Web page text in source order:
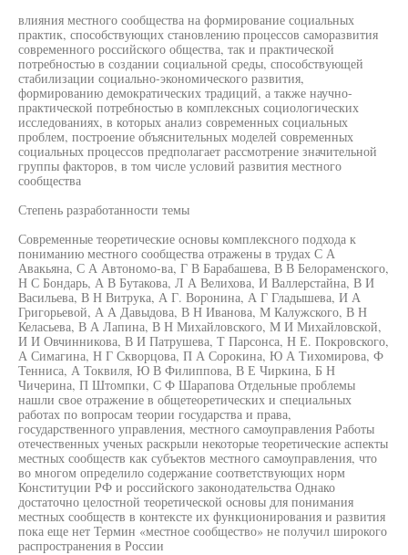
влияния местного сообщества на формирование социальных
практик, способствующих становлению процессов саморазвития
современного российского общества, так и практической
потребностью в создании социальной среды, способствующей
стабилизации социально-экономического развития,
формированию демократических традиций, а также научно-
практической потребностью в комплексных социологических
исследованиях, в которых анализ современных социальных
проблем, построение объяснительных моделей современных
социальных процессов предполагает рассмотрение значительной
группы факторов, в том числе условий развития местного
сообщества
Степень разработанности темы
Современные теоретические основы комплексного подхода к
пониманию местного сообщества отражены в трудах С А
Авакьяна, С А Автономо-ва, Г В Барабашева, В В Белораменского,
Н С Бондарь, А В Бутакова, Л А Велихова, И Валлерстайна, В И
Васильева, В Н Витрука, А Г. Воронина, А Г Гладышева, И А
Григорьевой, А А Давыдова, В Н Иванова, М Калужского, В Н
Келасьева, В А Лапина, В Н Михайловского, М И Михайловской,
И И Овчинникова, В И Патрушева, Т Парсонса, Н Е. Покровского,
А Симагина, Н Г Скворцова, П А Сорокина, Ю А Тихомирова, Ф
Тенниса, А Токвиля, Ю В Филиппова, В Е Чиркина, Б Н
Чичерина, П Штомпки, С Ф Шарапова Отдельные проблемы
нашли свое отражение в общетеоретических и специальных
работах по вопросам теории государства и права,
государственного управления, местного самоуправления Работы
отечественных ученых раскрыли некоторые теоретические аспекты
местных сообществ как субъектов местного самоуправления, что
во многом определило содержание соответствующих норм
Конституции РФ и российского законодательства Однако
достаточно целостной теоретической основы для понимания
местных сообществ в контексте их функционирования и развития
пока еще нет Термин «местное сообщество» не получил широкого
распространения в России